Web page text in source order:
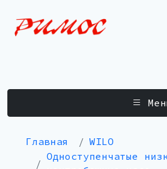
Главная
WILO
Одноступенчатые